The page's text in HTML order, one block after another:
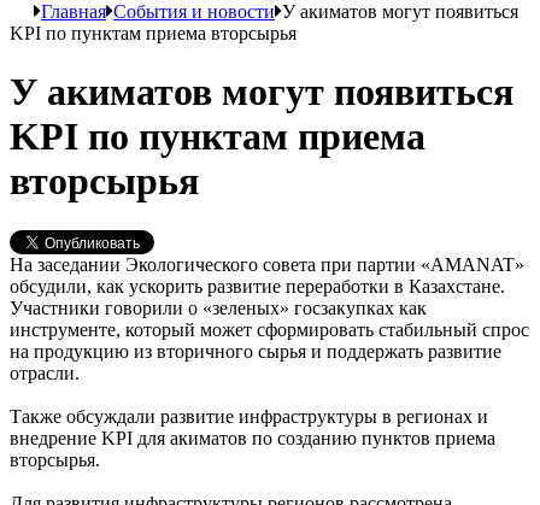
Главная События и новости У акиматов могут появиться
KPI по пунктам приема вторсырья
У акиматов могут появиться
KPI по пунктам приема
вторсырья
На заседании Экологического совета при партии «AMANAT»
обсудили, как ускорить развитие переработки в Казахстане.
Участники говорили о «зеленых» госзакупках как
инструменте, который может сформировать стабильный спрос
на продукцию из вторичного сырья и поддержать развитие
отрасли.
Также обсуждали развитие инфраструктуры в регионах и
внедрение KPI для акиматов по созданию пунктов приема
вторсырья.